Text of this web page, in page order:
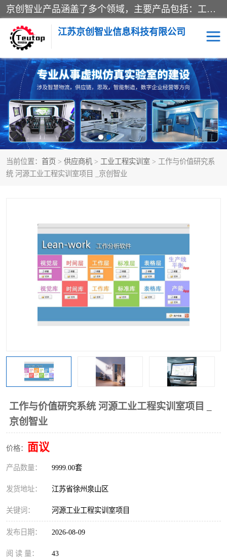
京创智业产品涵盖了多个领域，主要产品包括：工业4.0生产线解决方案，智慧物流综合实训室，教学设备与实验室建设，虚拟仿真实验室等。公司将秉持“创新、执着、诚信、共赢”的理念，以“将服务当作使命”为核心价值观，致力于为客户创造价值，与客户、合作伙伴和员工共同成长。
江苏京创智业信息科技有限公司
当前位置： 首页 > 供应商机 > 工业工程实训室 > 工作与价值研究系
统 河源工业工程实训室项目 _京创智业
工作与价值研究系统 河源工业工程实训室项目 _
京创智业
价格： 面议
产品数量： 9999.00套
发货地址： 江苏省徐州泉山区
关键词： 河源工业工程实训室项目
发布日期： 2026-08-09
阅 读 量： 43
VR物流实训 低碳供应链
生产系统仿真 冷链物流
供应链管理 思政
智慧零售实训 智能制造
工业工程实训室